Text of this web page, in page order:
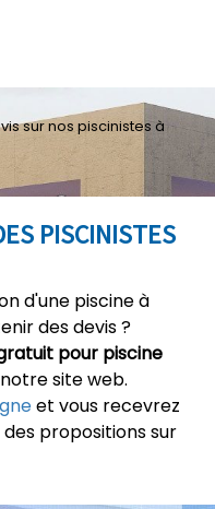
PISCINISTES
d'une piscine à
des devis ?
pour piscine
site web.
et vous recevrez
propositions sur
sur nos piscinistes à